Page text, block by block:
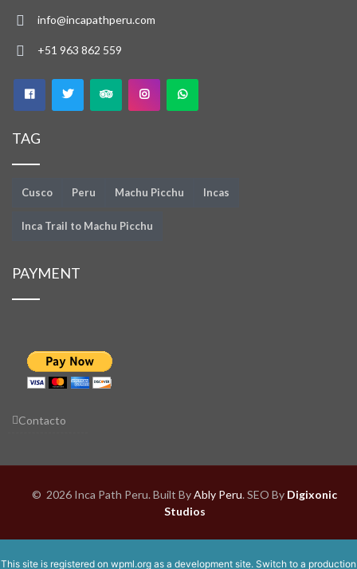
info@incapathperu.com
+51 963 862 559
TAG
Cusco Peru Machu Picchu Incas
Inca Trail to Machu Picchu
PAYMENT
Contacto
© 2026 Inca Path Peru. Built ByAbly Peru. SEO By Digixonic
Studios
This site is registered on wpml.org as a development site. Switch to a production